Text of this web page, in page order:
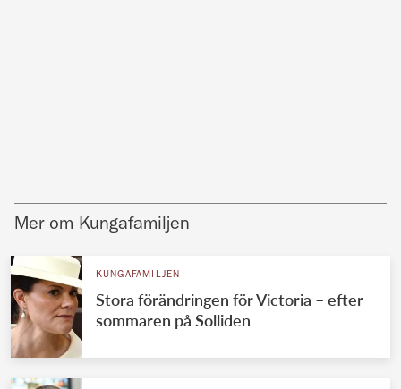
Mer om Kungafamiljen
KUNGAFAMILJEN
Stora förändringen för Victoria – efter
sommaren på Solliden